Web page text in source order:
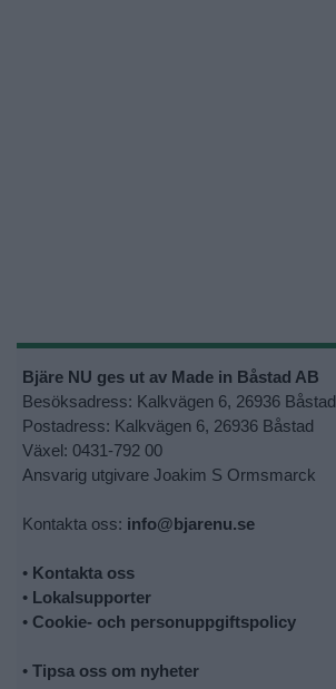
Bjäre NU ges ut av Made in Båstad AB
Besöksadress: Kalkvägen 6, 26936 Båstad
Postadress: Kalkvägen 6, 26936 Båstad
Växel: 0431-792 00
Ansvarig utgivare Joakim S Ormsmarck
Kontakta oss: info@bjarenu.se
• Kontakta oss
• Lokalsupporter
• Cookie- och personuppgiftspolicy
• Tipsa oss om nyheter